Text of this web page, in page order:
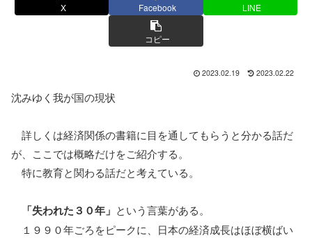
X Facebook LINE
コピー
2023.02.19 2023.02.22
沈みゆく我が国の現状
詳しくは経済関係の書籍に目を通してもらうと分かる話だ
が、ここでは概略だけをご紹介する。
特に教育と関わる話だと考えている。
「失われた３０年」 という言葉がある。
１９９０年ごろをピークに、日本の経済成長はほぼ横ばい